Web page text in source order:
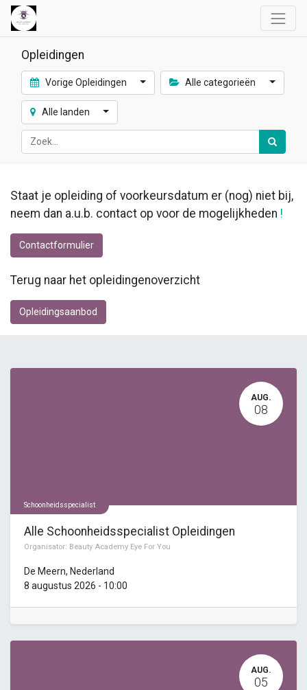
Opleidingen
Vorige Opleidingen Alle categorieën
Alle landen
Staat je opleiding of voorkeursdatum er (nog) niet bij,
neem dan a.u.b. contact op voor de mogelijkheden !
Contactformulier
Terug naar het opleidingenoverzicht
Opleidingsaanbod
AUG.
08
Schoonheidsspecialist
Alle Schoonheidsspecialist Opleidingen
Organisator: Beauty Academy Eye For You
De Meern, Nederland
8 augustus 2026 - 10:00
AUG.
05